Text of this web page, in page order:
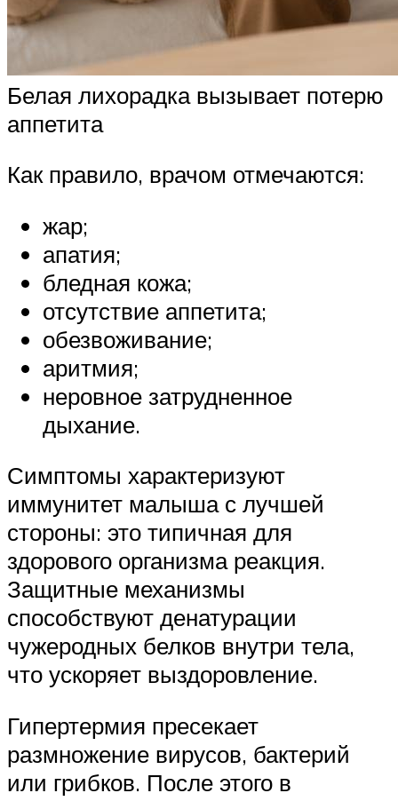
Белая лихорадка вызывает потерю
аппетита
Как правило, врачом отмечаются:
жар;
апатия;
бледная кожа;
отсутствие аппетита;
обезвоживание;
аритмия;
неровное затрудненное
дыхание.
Симптомы характеризуют
иммунитет малыша с лучшей
стороны: это типичная для
здорового организма реакция.
Защитные механизмы
способствуют денатурации
чужеродных белков внутри тела,
что ускоряет выздоровление.
Гипертермия пресекает
размножение вирусов, бактерий
или грибков. После этого в